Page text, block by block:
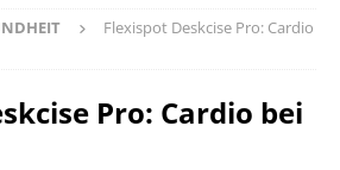
Flexispot Deskcise Pro: Cardio
Pro: Cardio bei